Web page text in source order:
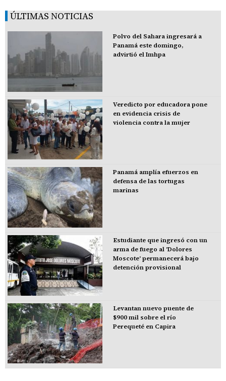
ÚLTIMAS NOTICIAS
Polvo del Sahara ingresará a
Panamá este domingo,
advirtió el Imhpa
Veredicto por educadora pone
en evidencia crisis de
violencia contra la mujer
Panamá amplía efuerzos en
defensa de las tortugas
marinas
Estudiante que ingresó con un
arma de fuego al 'Dolores
Moscote' permanecerá bajo
detención provisional
Levantan nuevo puente de
$900 mil sobre el río
Perequeté en Capira